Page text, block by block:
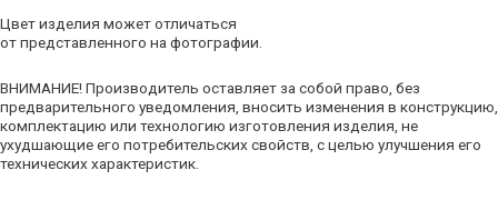
Цвет изделия может отличаться
от представленного на фотографии.
ВНИМАНИЕ! Производитель оставляет за собой право, без
предварительного уведомления, вносить изменения в конструкцию,
комплектацию или технологию изготовления изделия, не
ухудшающие его потребительских свойств, с целью улучшения его
технических характеристик.